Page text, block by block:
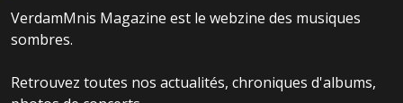
VerdamMnis Magazine est le webzine des musiques
sombres.
Retrouvez toutes nos actualités, chroniques d'albums,